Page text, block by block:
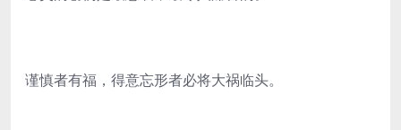
谨慎者有福，得意忘形者必将大祸临头。